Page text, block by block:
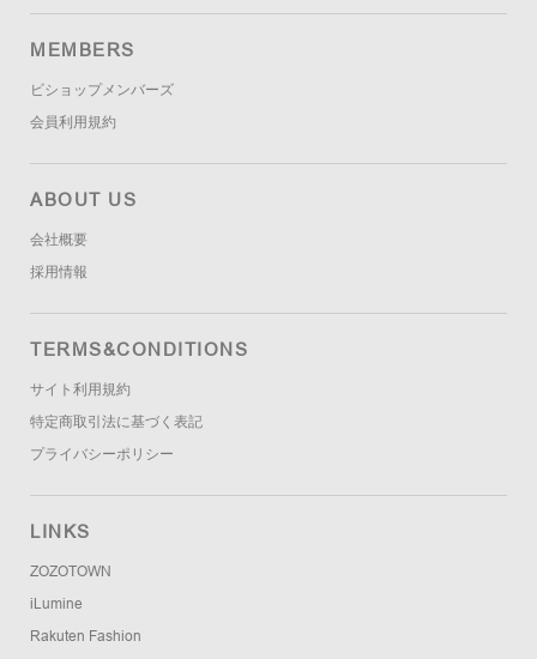
MEMBERS
ビショップメンバーズ
会員利用規約
ABOUT US
会社概要
採用情報
TERMS&CONDITIONS
サイト利用規約
特定商取引法に基づく表記
プライバシーポリシー
LINKS
ZOZOTOWN
iLumine
Rakuten Fashion